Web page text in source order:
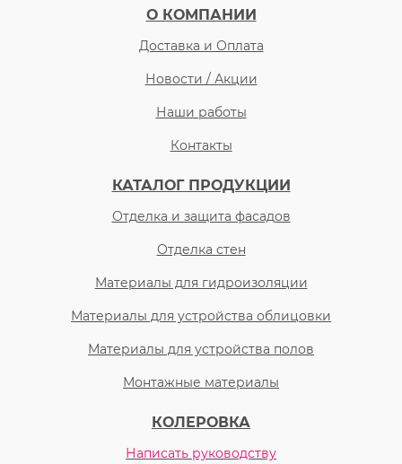
О КОМПАНИИ
Доставка и Оплата
Новости / Акции
Наши работы
Контакты
КАТАЛОГ ПРОДУКЦИИ
Отделка и защита фасадов
Отделка стен
Материалы для гидроизоляции
Материалы для устройства облицовки
Материалы для устройства полов
Монтажные материалы
КОЛЕРОВКА
Написать руководству